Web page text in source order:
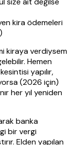
kira ödemeleri
kiraya verdiysem
Hemen
yapılır,
(2026 için)
her yıl yeniden
banka
bir vergi
Elden yapılan